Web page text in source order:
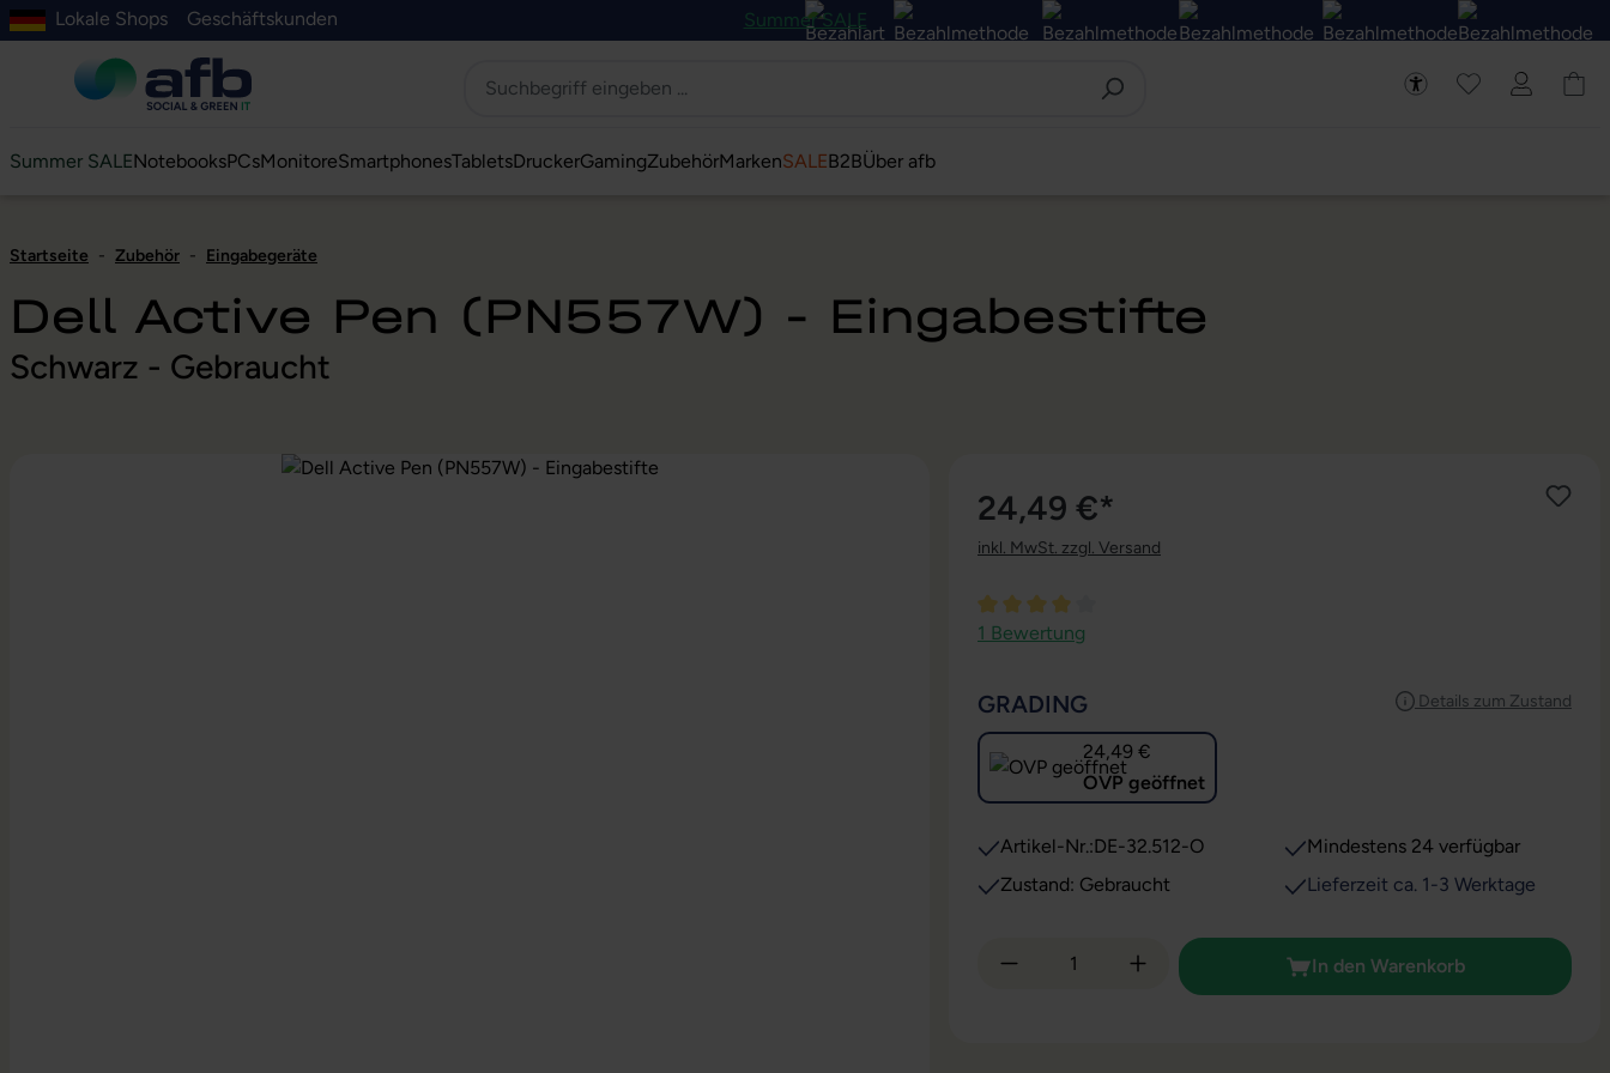
springen
Suche springen
Zur Hauptnavigation springen
Zur Navigation der B2B-Plattform springen
Lokale Shops Geschäftskunden Summer SALE
Summer SALENotebooksPCsMonitoreSmartphonesTabletsDruckerGamingZubehörMarkenSALEB2BÜber afb
Startseite - Zubehör - Eingabegeräte
Dell Active Pen (PN557W) - Eingabestifte
Schwarz - Gebraucht
24,49 €*
inkl. MwSt. zzgl. Versand
Durchschnittliche Bewertung von 4 von 5 Sternen
1 Bewertung
Details zum Zustand
GRADING
24,49 €
OVP geöffnet
Artikel-Nr.:DE-32.512-O
Zustand: Gebraucht
Mindestens 24 verfügbar
Lieferzeit ca. 1-3 Werktage
Produkt Anzahl: Gib den gewünschten Wert ein
In den Warenkorb